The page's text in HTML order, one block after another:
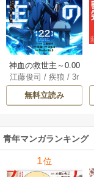
神血の救世主～0.00
000001％を引き当
て最強へ～【電子
書籍特典付】 22巻
江藤俊司 /疾狼 /3r
d Ie/Studio No.9
無料立読み
青年マンガランキング
1位